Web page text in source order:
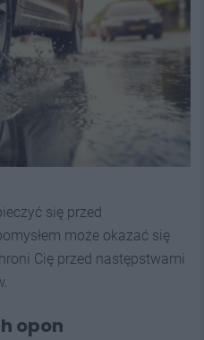
się przed
może okazać się
Cię przed następstwami
opon